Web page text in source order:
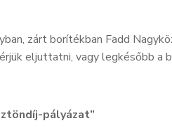
zárt borítékban Fadd
eljuttatni, vagy legkésőbb a
pályázat”